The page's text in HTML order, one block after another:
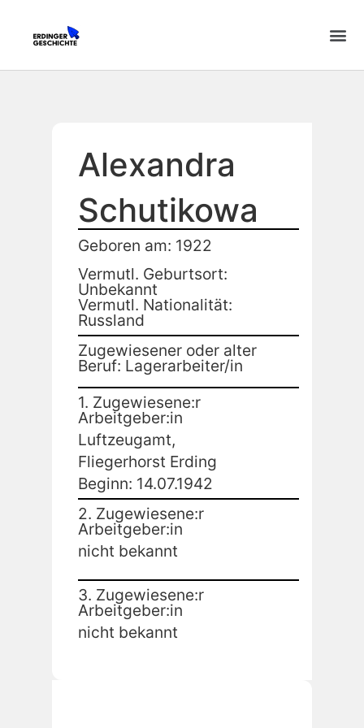
Alexandra
Schutikowa
Geboren am: 1922
Vermutl. Geburtsort:
Unbekannt
Vermutl. Nationalität:
Russland
Zugewiesener oder alter
Beruf: Lagerarbeiter/in
1. Zugewiesene:r
Arbeitgeber:in
Luftzeugamt,
Fliegerhorst Erding
Beginn: 14.07.1942
2. Zugewiesene:r
Arbeitgeber:in
nicht bekannt
3. Zugewiesene:r
Arbeitgeber:in
nicht bekannt